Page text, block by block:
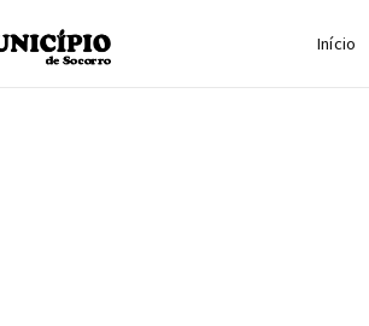
Início